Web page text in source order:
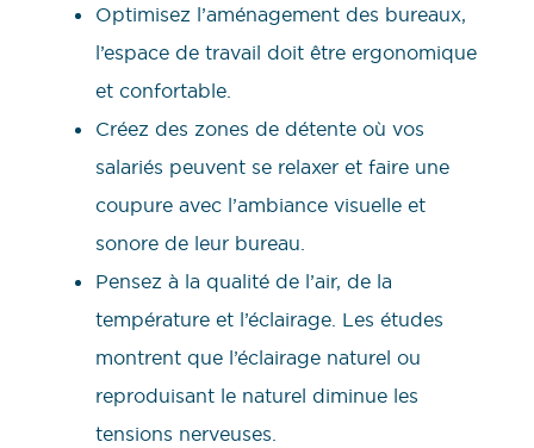
Optimisez l’aménagement des bureaux,
l’espace de travail doit être ergonomique
et confortable.
Créez des zones de détente où vos
salariés peuvent se relaxer et faire une
coupure avec l’ambiance visuelle et
sonore de leur bureau.
Pensez à la qualité de l’air, de la
température et l’éclairage. Les études
montrent que l’éclairage naturel ou
reproduisant le naturel diminue les
tensions nerveuses.